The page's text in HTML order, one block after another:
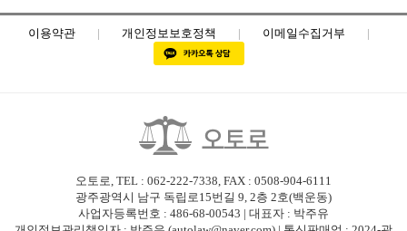
이용약관 | 개인정보보호정책 | 이메일수집거부 |
오토로, TEL : 062-222-7338, FAX : 0508-904-6111
광주광역시 남구 독립로15번길 9, 2층 2호(백운동)
사업자등록번호 : 486-68-00543 | 대표자 : 박주유